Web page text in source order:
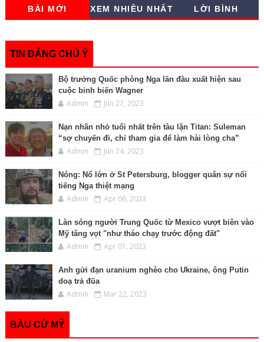
e
b
o
k
e
e
n
e
L
i
l
s
A
d
t
BÀI MỚI XEM NHIỀU NHẤT LỜI BÌNH
TIN ĐÁNG CHÚ Ý
Bộ trưởng Quốc phòng Nga lần đầu xuất hiện sau
cuộc binh biến Wagner
Admin Jun 27, 2023
Nạn nhân nhỏ tuổi nhất trên tàu lặn Titan: Suleman
“sợ chuyến đi, chỉ tham gia để làm hài lòng cha”
Admin Jun 24, 2023
Nóng: Nổ lớn ở St Petersburg, blogger quân sự nổi
tiếng Nga thiệt mạng
Admin Apr 06, 2023
Làn sóng người Trung Quốc từ Mexico vượt biên vào
Mỹ tăng vọt "như tháo chạy trước động đất"
Admin Apr 01, 2023
Anh gửi đạn uranium nghèo cho Ukraine, ông Putin
doạ trả đũa
Admin Mar 22, 2023
BẦU CỬ MỸ